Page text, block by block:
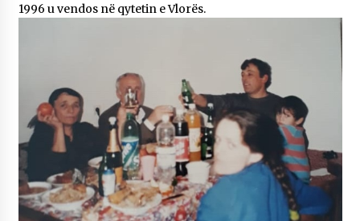
1996 u vendos në qytetin e Vlorës.